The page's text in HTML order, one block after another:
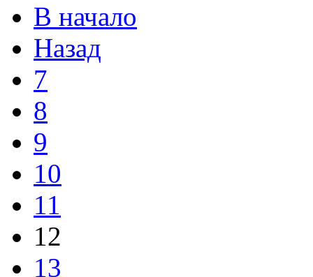
В начало
Назад
7
8
9
10
11
12
13